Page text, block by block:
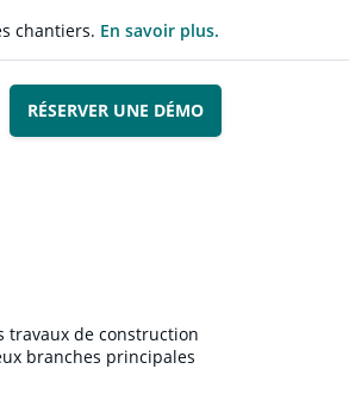
chantiers. En savoir plus.
RÉSERVER UNE DÉMO
de construction
branches principales